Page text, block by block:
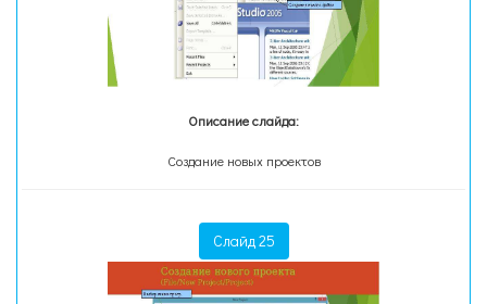
Описание слайда:
Создание новых проектов
Слайд 25